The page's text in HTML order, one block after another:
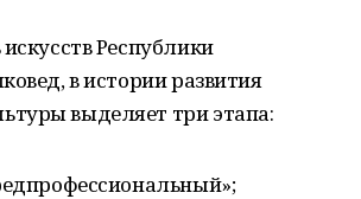
Республики
в истории развития
выделяет три этапа: